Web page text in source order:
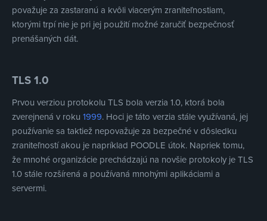
považuje za zastaranú a kvôli viacerým zraniteľnostiam,
ktorými trpí nie je pri jej použití možné zaručiť bezpečnosť
prenášaných dát.
TLS 1.0
Prvou verziou protokolu TLS bola verzia 1.0, ktorá bola
zverejnená v roku 1999. Hoci je táto verzia stále využívaná, jej
používanie sa taktiež nepovažuje za bezpečné v dôsledku
zraniteľností akou je napríklad POODLE útok. Napriek tomu,
že mnohé organizácie prechádzajú na novšie protokoly je TLS
1.0 stále rozšírená a používaná mnohými aplikáciami a
servermi.